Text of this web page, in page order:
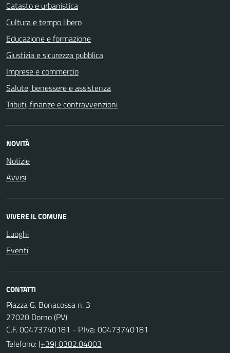
Catasto e urbanistica
Cultura e tempo libero
Educazione e formazione
Giustizia e sicurezza pubblica
Imprese e commercio
Salute, benessere e assistenza
Tributi, finanze e contravvenzioni
NOVITÀ
Notizie
Avvisi
VIVERE IL COMUNE
Luoghi
Eventi
CONTATTI
Piazza G. Bonacossa n. 3
27020 Dorno (PV)
C.F. 00473740181 - P.Iva: 00473740181
Telefono:(+39) 0382.84003